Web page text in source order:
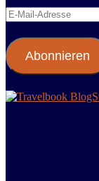
E-
Adresse
Abonnieren